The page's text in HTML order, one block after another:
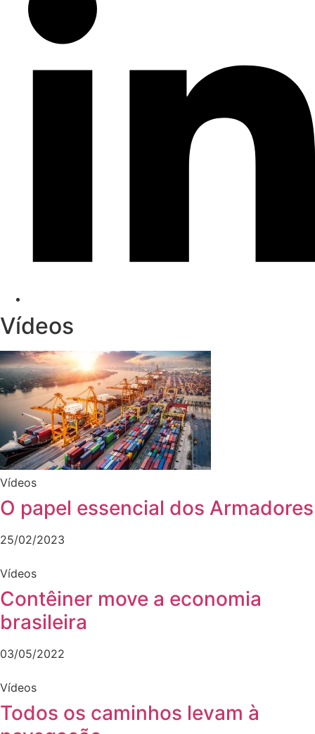
Vídeos
Vídeos
O papel essencial dos Armadores
25/02/2023
Vídeos
Contêiner move a economia
brasileira
03/05/2022
Vídeos
Todos os caminhos levam à